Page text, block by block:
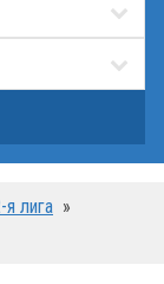
я лига »